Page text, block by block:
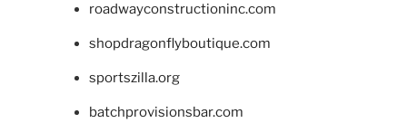
roadwayconstructioninc.com
shopdragonflyboutique.com
sportszilla.org
batchprovisionsbar.com